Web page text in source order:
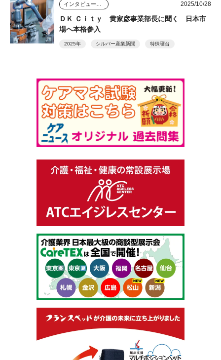
インタビュー・座談会 2025/10/28
ＤＫ Ｃｉｔｙ 黄家彦事業部長に聞く 日本市
場へ本格参入
2025年 シルバー産業新聞 特殊寝台